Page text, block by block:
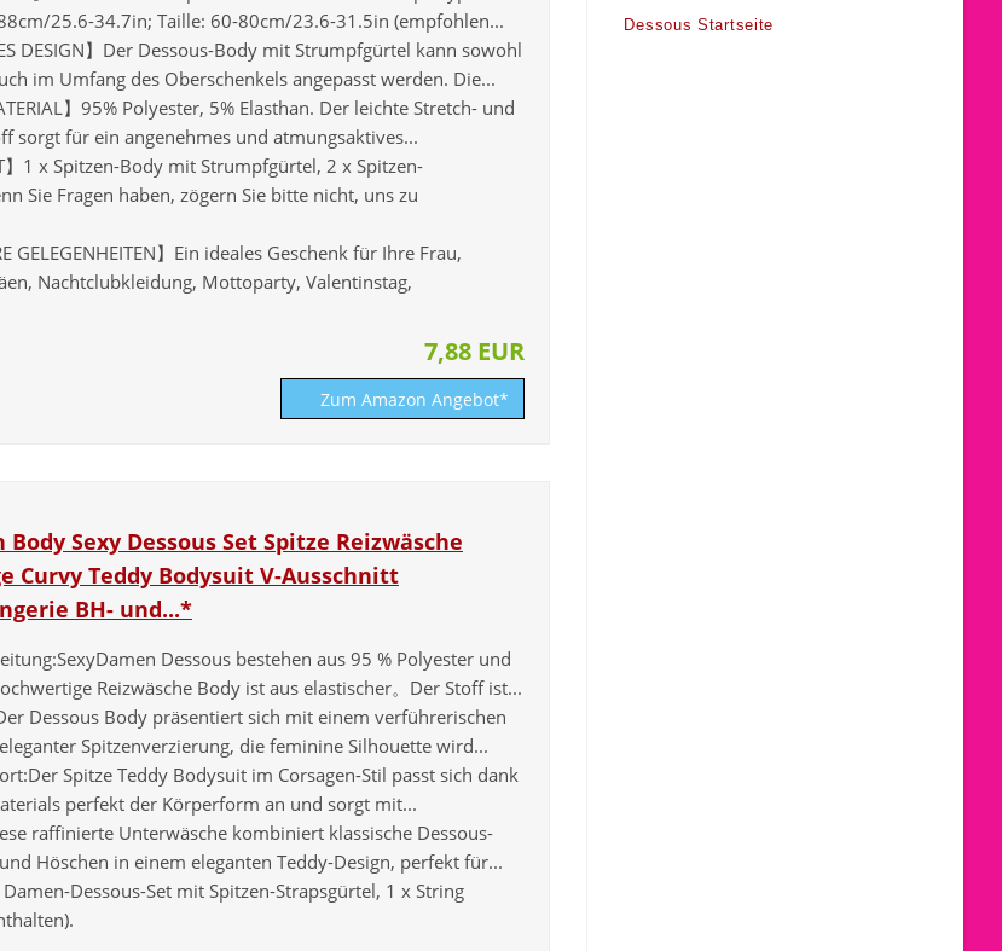
25.6-34.7in; Taille: 60-80cm/23.6-31.5in (empfohlen...
DESIGN】Der Dessous-Body mit Strumpfgürtel kann sowohl
im Umfang des Oberschenkels angepasst werden. Die...
】95% Polyester, 5% Elasthan. Der leichte Stretch- und
sorgt für ein angenehmes und atmungsaktives...
】1 x Spitzen-Body mit Strumpfgürtel, 2 x Spitzen-
Sie Fragen haben, zögern Sie bitte nicht, uns zu
GELEGENHEITEN】Ein ideales Geschenk für Ihre Frau,
Nachtclubkleidung, Mottoparty, Valentinstag,
7,88 EUR
Zum Amazon Angebot*
Sexy Dessous Set Spitze Reizwäsche
Curvy Teddy Bodysuit V-Ausschnitt
BH- und...*
Dessous bestehen aus 95 % Polyester und
Reizwäsche Body ist aus elastischer。Der Stoff ist...
Dessous Body präsentiert sich mit einem verführerischen
Spitzenverzierung, die feminine Silhouette wird...
Spitze Teddy Bodysuit im Corsagen-Stil passt sich dank
perfekt der Körperform an und sorgt mit...
raffinierte Unterwäsche kombiniert klassische Dessous-
Höschen in einem eleganten Teddy-Design, perfekt für...
Dessous-Set mit Spitzen-Strapsgürtel, 1 x String
Dessous Startseite